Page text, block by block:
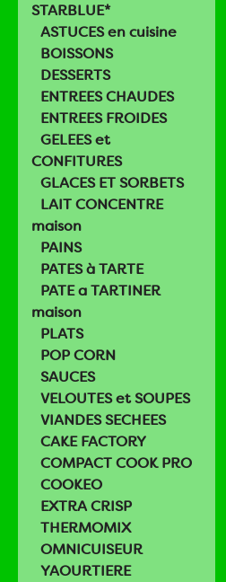
STARBLUE*
ASTUCES en cuisine
BOISSONS
DESSERTS
ENTREES CHAUDES
ENTREES FROIDES
GELEES et
CONFITURES
GLACES ET SORBETS
LAIT CONCENTRE
maison
PAINS
PATES à TARTE
PATE a TARTINER
maison
PLATS
POP CORN
SAUCES
VELOUTES et SOUPES
VIANDES SECHEES
CAKE FACTORY
COMPACT COOK PRO
COOKEO
EXTRA CRISP
THERMOMIX
OMNICUISEUR
YAOURTIERE